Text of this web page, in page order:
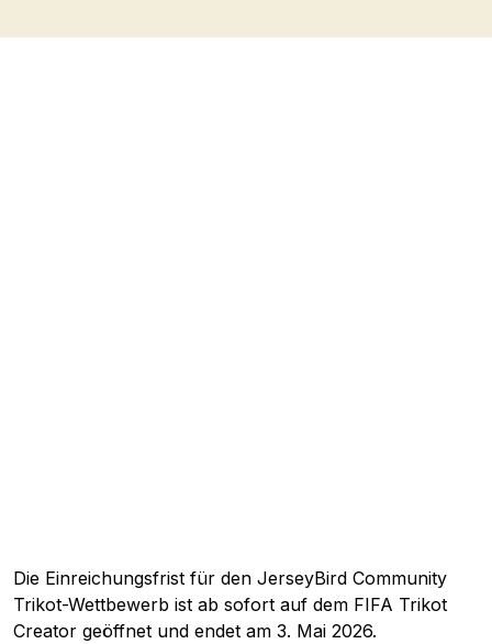
Die Einreichungsfrist für den JerseyBird Community
Trikot-Wettbewerb ist ab sofort auf dem FIFA Trikot
Creator geöffnet und endet am 3. Mai 2026.